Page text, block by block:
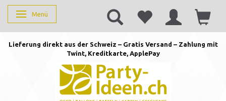
Anzeige ändern
Menü
Lieferung direkt aus der Schweiz – Gratis Versand – Zahlung mit
Twint, Kreditkarte, ApplePay